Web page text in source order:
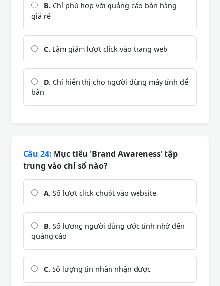
B. Chỉ phù hợp với quảng cáo bán hàng
giá rẻ
C. Làm giảm lượt click vào trang web
D. Chỉ hiển thị cho người dùng máy tính để
bàn
Câu 24: Mục tiêu 'Brand Awareness' tập
trung vào chỉ số nào?
A. Số lượt click chuột vào website
B. Số lượng người dùng ước tính nhớ đến
quảng cáo
C. Số lượng tin nhắn nhận được